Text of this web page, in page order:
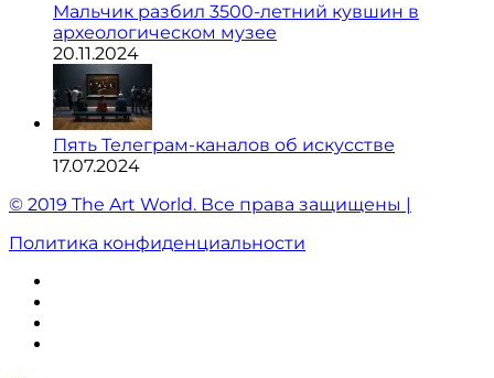
Мальчик разбил 3500-летний кувшин в
археологическом музее
20.11.2024
Пять Телеграм-каналов об искусстве
17.07.2024
© 2019 The Art World. Все права защищены |
Политика конфиденциальности